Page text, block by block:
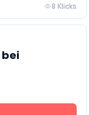
8 Klicks